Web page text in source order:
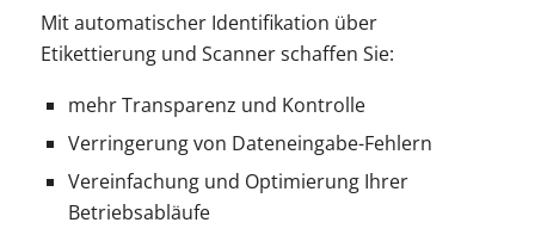
Mit automatischer Identifikation über
Etikettierung und Scanner schaffen Sie:
mehr Transparenz und Kontrolle
Verringerung von Dateneingabe-Fehlern
Vereinfachung und Optimierung Ihrer
Betriebsabläufe